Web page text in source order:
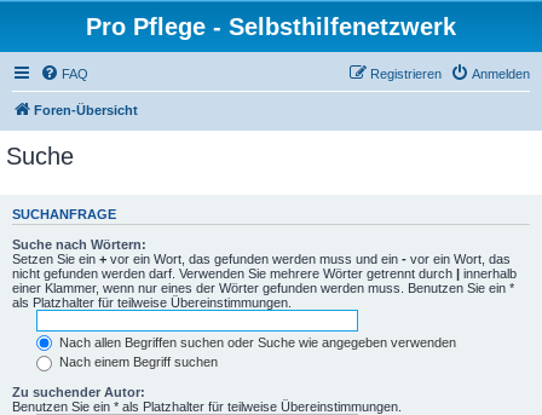
Pro Pflege - Selbsthilfenetzwerk
FAQ Anmelden
Registrieren
Foren-Übersicht
Suche
SUCHANFRAGE
Suche nach Wörtern:
Setzen Sie ein + vor ein Wort, das gefunden werden muss und ein - vor ein Wort, das
nicht gefunden werden darf. Verwenden Sie mehrere Wörter getrennt durch | innerhalb
einer Klammer, wenn nur eines der Wörter gefunden werden muss. Benutzen Sie ein *
als Platzhalter für teilweise Übereinstimmungen.
Nach allen Begriffen suchen oder Suche wie angegeben verwenden
Nach einem Begriff suchen
Zu suchender Autor:
Benutzen Sie ein * als Platzhalter für teilweise Übereinstimmungen.